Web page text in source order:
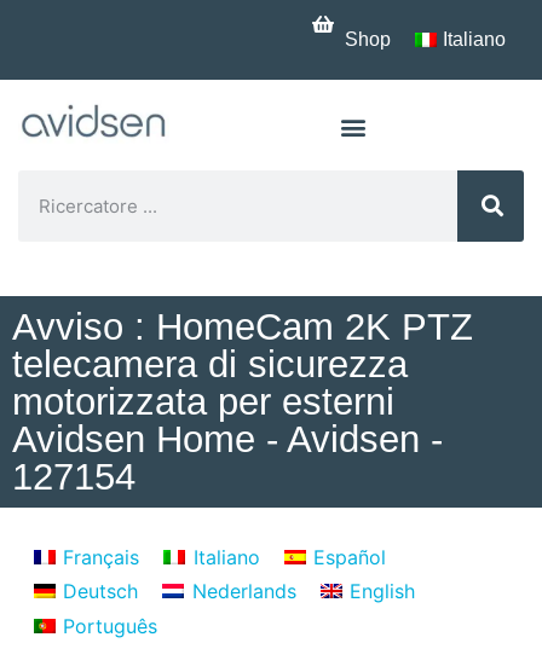
Shop Italiano
Avviso : HomeCam 2K PTZ
telecamera di sicurezza
motorizzata per esterni
Avidsen Home - Avidsen -
127154
Français Italiano
Español
Deutsch
Nederlands
English
Português